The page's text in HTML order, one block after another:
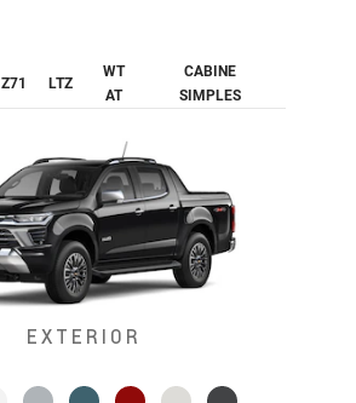
Z71 LTZ
WT
AT
CABINE
SIMPLES
EXTERIOR